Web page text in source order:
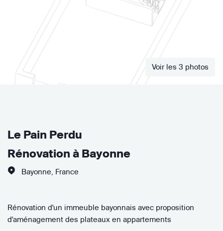
Voir les 3 photos
Le Pain Perdu
Rénovation à Bayonne
Bayonne France
Rénovation d'un immeuble bayonnais avec proposition
d'aménagement des plateaux en appartements